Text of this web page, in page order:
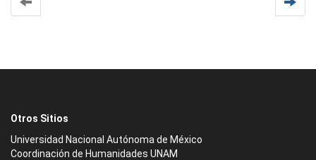
Otros Sitios
Universidad Nacional Autónoma de México
Coordinación de Humanidades UNAM